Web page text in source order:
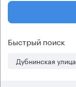
Быстрый поиск
Дубнинская улица